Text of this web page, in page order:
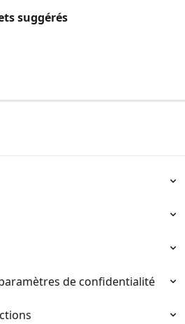
suggérés
de confidentialité